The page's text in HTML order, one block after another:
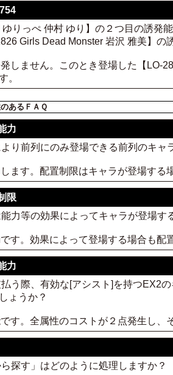
ゆりっぺ 仲村 ゆり】の２つ目の誘発
Girls Dead Monster 岩沢 雅美】の
しません。このとき登場した【LO-
。
あるＦＡＱ
力
り前列にのみ登場できる前列のキ
ます。配置制限はキャラが登場す
限
力等の効果によってキャラが登場す
す。効果によって登場する場合も
力
う際、有効な[アシスト]を持つEX2
ょうか？
す。全属性のコストが２点発生し
探す」はどのように処理しますか？